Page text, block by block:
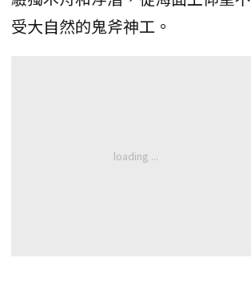
受大自然的鬼斧神工。